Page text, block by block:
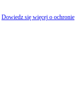
Dowiedz się więcej o ochronie